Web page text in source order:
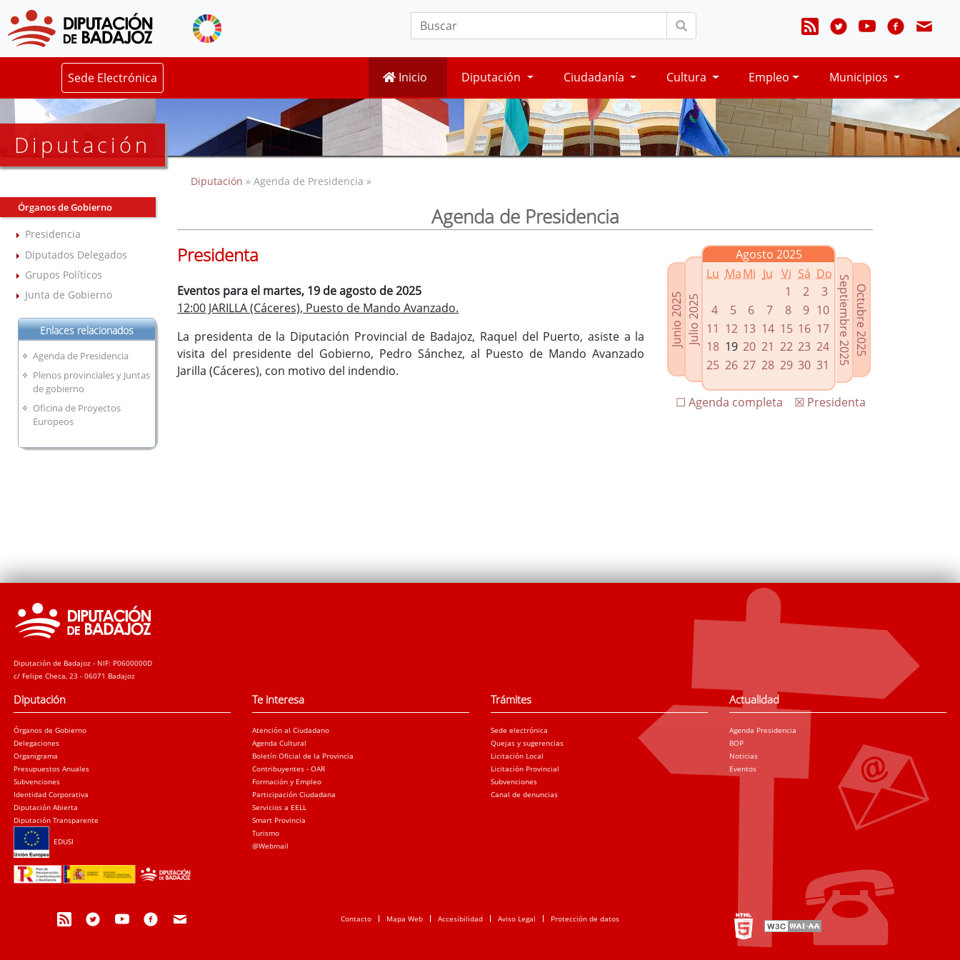
Sede Electrónica Inicio Diputación Ciudadanía Cultura Empleo Municipios
Diputación
Órganos de Gobierno
Presidencia
Diputados Delegados
Grupos Políticos
Junta de Gobierno
Enlaces relacionados
Agenda de Presidencia
Plenos provinciales y Juntas
de gobierno
Oficina de Proyectos
Europeos
Diputación » Agenda de Presidencia »
Agenda de Presidencia
Junio 2025Julio 2025
Agosto 2025
Lu MaMi Ju Vi Sá Do
1
2
3
4
5 6 7 8 9 10
11 12 13 14 15 16 17
18 19 20 21 22 23 24
25 26 27 28 29 30 31
Octubre 2025
Septiembre 2025
☒ Presidenta
☐ Agenda completa
Presidenta
Eventos para el martes, 19 de agosto de 2025
12:00 JARILLA (Cáceres), Puesto de Mando Avanzado.
La presidenta de la Diputación Provincial de Badajoz, Raquel del Puerto, asiste a la
visita del presidente del Gobierno, Pedro Sánchez, al Puesto de Mando Avanzado
Jarilla (Cáceres), con motivo del indendio.
Diputación de Badajoz - NIF: P0600000D
c/ Felipe Checa, 23 - 06071 Badajoz
Diputación
Órganos de Gobierno
Delegaciones
Organigrama
Presupuestos Anuales
Subvenciones
Identidad Corporativa
Diputación Abierta
Diputación Transparente
EDUSI
Te interesa
Atención al Ciudadano
Agenda Cultural
Boletín Oficial de la Provincia
Contribuyentes - OAR
Formación y Empleo
Participación Ciudadana
Servicios a EELL
Smart Provincia
Turismo
@Webmail
Trámites
Sede electrónica
Quejas y sugerencias
Licitación Local
Licitación Provincial
Subvenciones
Canal de denuncias
Actualidad
Agenda Presidencia
BOP
Noticias
Eventos
Contacto Mapa Web Accesibilidad Aviso Legal Protección de datos